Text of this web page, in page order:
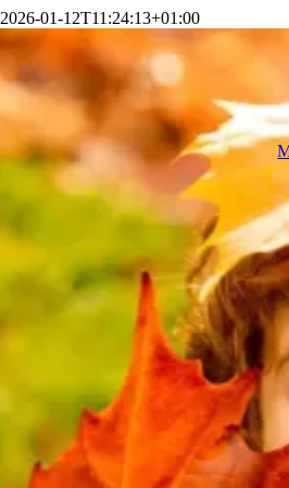
2026-01-12T11:24:13+01:00